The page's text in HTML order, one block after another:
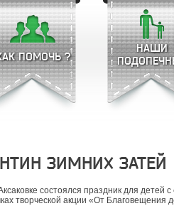
ПОМОЧЬ ?
НАШИ
ЗИМНИХ ЗАТЕЙ
состоялся праздник для
творческой акции «От